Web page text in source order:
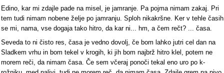
Edino, kar mi zdajle pade na misel, je jamranje. Pa pojma nimam zakaj. Pri
tem tudi nimam nobene želje po jamranju. Sploh nikakršne. Ker v tehle časih
se mi, nama, vse dogaja tako hitro, da kar ni... hm, a čem rečt? ... časa.
Seveda to ni čisto res, časa je vedno dovolj, če bom lahko jutri cel dan na
Sladkem vrhu in bom tekel v krogih, ki jih bom najbrž hitro klel, potem ne
morem reči, da nimam časa. Če sem včeraj ponoči tekal eno uro po k-